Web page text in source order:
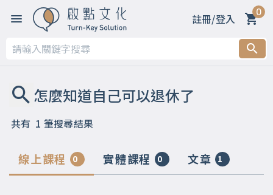
註冊/登入 0
共有 1 筆搜尋結果
線上課程 0 實體課程 0 文章 1